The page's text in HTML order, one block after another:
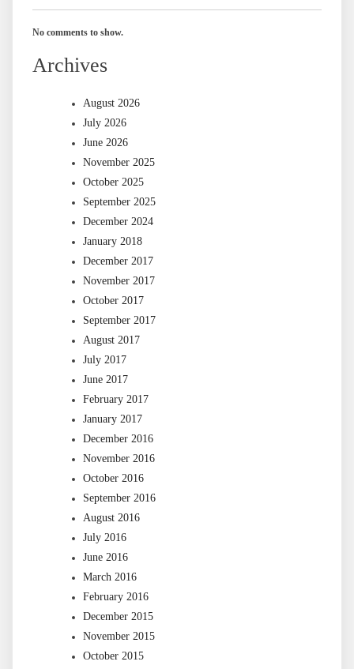
No comments to show.
Archives
August 2026
July 2026
June 2026
November 2025
October 2025
September 2025
December 2024
January 2018
December 2017
November 2017
October 2017
September 2017
August 2017
July 2017
June 2017
February 2017
January 2017
December 2016
November 2016
October 2016
September 2016
August 2016
July 2016
June 2016
March 2016
February 2016
December 2015
November 2015
October 2015